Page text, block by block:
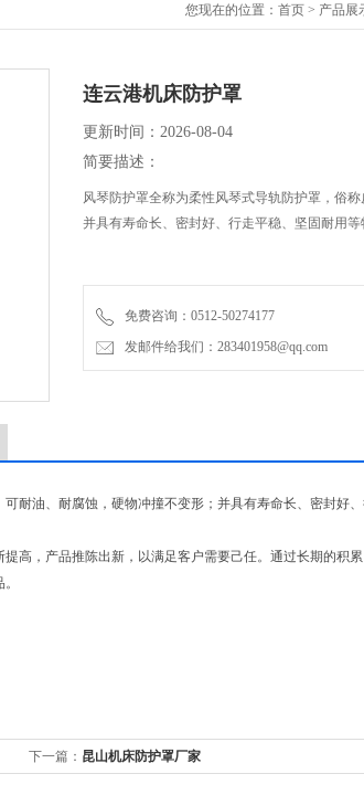
您现在的位置： 首页 > 产品展
连云港机床防护罩
更新时间：2026-08-04
简要描述：
风琴防护罩全称为柔性风琴式导轨防护罩，俗
并具有寿命长、密封好、行走平稳、坚固耐用等
免费咨询：0512-50274177
发邮件给我们：283401958@qq.com
耐油、耐腐蚀，硬物冲撞不变形；并具有寿命长、密封好
高，产品推陈出新，以满足客户需要己任。通过长期的积
下一篇： 昆山机床防护罩厂家